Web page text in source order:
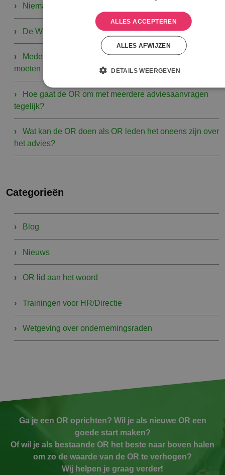
Niemand overboord
De WOR als strategische steunpilaar
Medezeggenschap zou niet alleen een ‘moetje’
moeten zijn
Hoe gaat de OR om met meerdere adviesaanvragen
tegelijk?
Wat kan de OR doen als OR leden het oneens zijn over
het advies?
Categorieën
Blog
Nieuws
OR lid aan het woord
Trainingen voor HR/Directie
Wetgeving over ondernemingsraden
Ga je een OR oprichten? Wil je als nieuwe OR een
goede start maken?
Of wil je als bestaande OR het beste naar boven halen
om zo de waarde van de OR te verhogen?
Wij helpen je graag verder!
ALLES ACCEPTEREN
ALLES AFWIJZEN
DETAILS WEERGEVEN